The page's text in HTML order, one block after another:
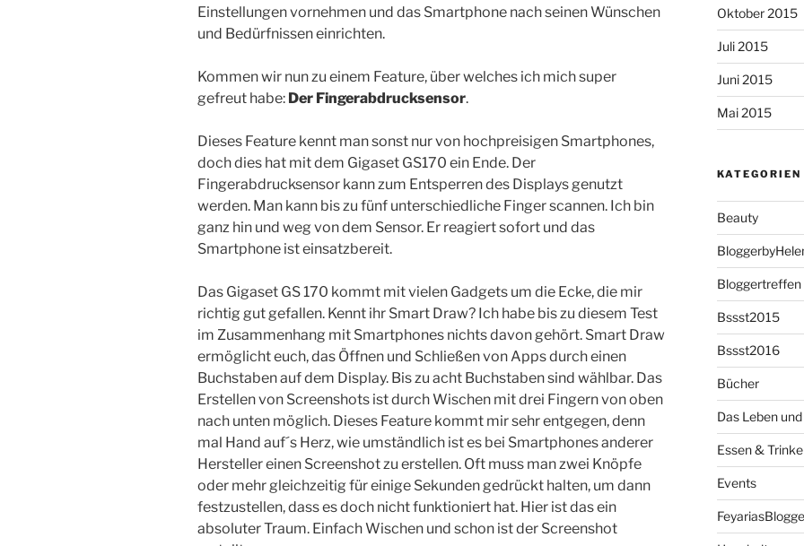
Einstellungen vornehmen und das Smartphone nach seinen Wünschen
und Bedürfnissen einrichten.
Kommen wir nun zu einem Feature, über welches ich mich super
gefreut habe: Der Fingerabdrucksensor.
Dieses Feature kennt man sonst nur von hochpreisigen Smartphones,
doch dies hat mit dem Gigaset GS170 ein Ende. Der
Fingerabdrucksensor kann zum Entsperren des Displays genutzt
werden. Man kann bis zu fünf unterschiedliche Finger scannen. Ich bin
ganz hin und weg von dem Sensor. Er reagiert sofort und das
Smartphone ist einsatzbereit.
Das Gigaset GS 170 kommt mit vielen Gadgets um die Ecke, die mir
richtig gut gefallen. Kennt ihr Smart Draw? Ich habe bis zu diesem Test
im Zusammenhang mit Smartphones nichts davon gehört. Smart Draw
ermöglicht euch, das Öffnen und Schließen von Apps durch einen
Buchstaben auf dem Display. Bis zu acht Buchstaben sind wählbar. Das
Erstellen von Screenshots ist durch Wischen mit drei Fingern von oben
nach unten möglich. Dieses Feature kommt mir sehr entgegen, denn
mal Hand auf´s Herz, wie umständlich ist es bei Smartphones anderer
Hersteller einen Screenshot zu erstellen. Oft muss man zwei Knöpfe
oder mehr gleichzeitig für einige Sekunden gedrückt halten, um dann
festzustellen, dass es doch nicht funktioniert hat. Hier ist das ein
absoluter Traum. Einfach Wischen und schon ist der Screenshot
Oktober 2015
Juli 2015
Juni 2015
Mai 2015
KATEGORIEN
Beauty
Bloggertreffen
Bssst2015
Bssst2016
Bücher
Das Leben
Essen &
Events